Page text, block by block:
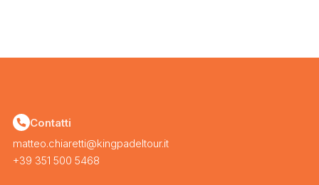
Contatti
matteo.chiaretti@kingpadeltour.it
+39 351 500 5468